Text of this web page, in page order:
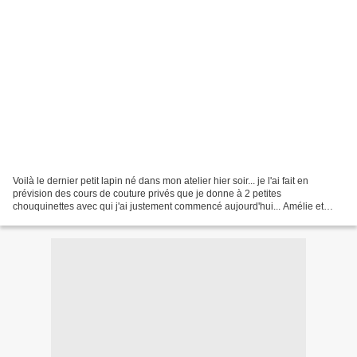
Voilà le dernier petit lapin né dans mon atelier hier soir... je l'ai fait en
prévision des cours de couture privés que je donne à 2 petites
chouquinettes avec qui j'ai justement commencé aujourd'hui... Amélie et